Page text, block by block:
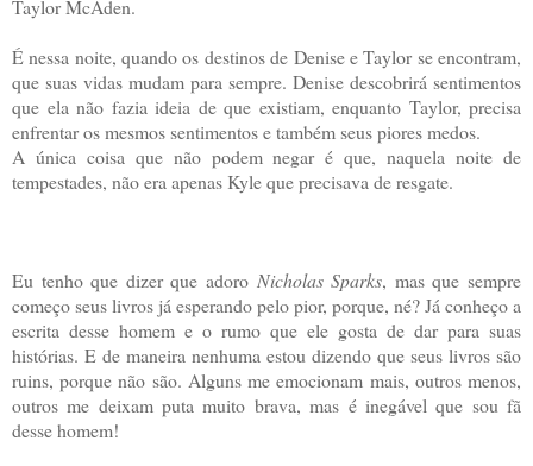
Taylor McAden.
É nessa noite, quando os destinos de Denise e Taylor se encontram,
que suas vidas mudam para sempre. Denise descobrirá sentimentos
que ela não fazia ideia de que existiam, enquanto Taylor, precisa
enfrentar os mesmos sentimentos e também seus piores medos.
A única coisa que não podem negar é que, naquela noite de
tempestades, não era apenas Kyle que precisava de resgate.
Eu tenho que dizer que adoro Nicholas Sparks, mas que sempre
começo seus livros já esperando pelo pior, porque, né? Já conheço a
escrita desse homem e o rumo que ele gosta de dar para suas
histórias. E de maneira nenhuma estou dizendo que seus livros são
ruins, porque não são. Alguns me emocionam mais, outros menos,
outros me deixam puta muito brava, mas é inegável que sou fã
desse homem!